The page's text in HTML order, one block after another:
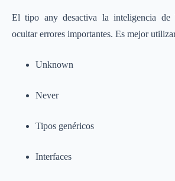
El tipo any desactiva la inteligencia de
ocultar errores importantes. Es mejor
Unknown
Never
Tipos genéricos
Interfaces